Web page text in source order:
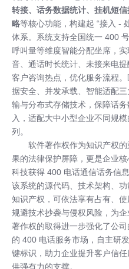
转接、话务数据统计、挂机短
略等核心功能，构建起 “接入 -
体系。系统支持全国统一 400
呼叫量等维度智能分配坐席，
音、通话时长统计、未接来电
客户咨询热点，优化服务流程
据安全、并发承载、智能适配
输与分布式存储技术，保障话
入，适配大中小型企业不同规
列。
软件著作权作为知识产权
果的法律保护屏障，更是企业
科技获得 400 电话通信话务信
该系统的源代码、技术架构、
知识产权，可依法享有占有、
规避技术抄袭与侵权风险，为
著作权的取得进一步强化了公
的 400 电话服务市场，自主研
键标识，助力企业提升客户信
供强有力的支撑。